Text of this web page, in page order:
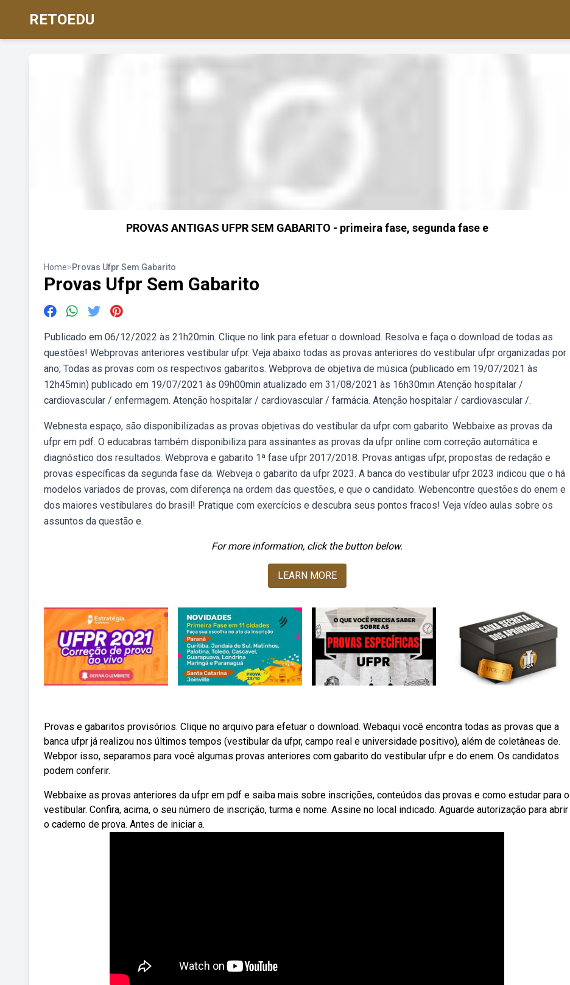
RETOEDU
PROVAS ANTIGAS UFPR SEM GABARITO - primeira fase, segunda fase e
Home>Provas Ufpr Sem Gabarito
Provas Ufpr Sem Gabarito
Publicado em 06/12/2022 às 21h20min. Clique no link para efetuar o download. Resolva e faça o download de todas as
questões! Webprovas anteriores vestibular ufpr. Veja abaixo todas as provas anteriores do vestibular ufpr organizadas por
ano; Todas as provas com os respectivos gabaritos. Webprova de objetiva de música (publicado em 19/07/2021 às
12h45min) publicado em 19/07/2021 às 09h00min atualizado em 31/08/2021 às 16h30min Atenção hospitalar /
cardiovascular / enfermagem. Atenção hospitalar / cardiovascular / farmácia. Atenção hospitalar / cardiovascular /.
Webnesta espaço, são disponibilizadas as provas objetivas do vestibular da ufpr com gabarito. Webbaixe as provas da
ufpr em pdf. O educabras também disponibiliza para assinantes as provas da ufpr online com correção automática e
diagnóstico dos resultados. Webprova e gabarito 1ª fase ufpr 2017/2018. Provas antigas ufpr, propostas de redação e
provas específicas da segunda fase da. Webveja o gabarito da ufpr 2023. A banca do vestibular ufpr 2023 indicou que o há
modelos variados de provas, com diferença na ordem das questões, e que o candidato. Webencontre questões do enem e
dos maiores vestibulares do brasil! Pratique com exercícios e descubra seus pontos fracos! Veja vídeo aulas sobre os
assuntos da questão e.
For more information, click the button below.
LEARN MORE
Provas e gabaritos provisórios. Clique no arquivo para efetuar o download. Webaqui você encontra todas as provas que a
banca ufpr já realizou nos últimos tempos (vestibular da ufpr, campo real e universidade positivo), além de coletâneas de.
Webpor isso, separamos para você algumas provas anteriores com gabarito do vestibular ufpr e do enem. Os candidatos
podem conferir.
Webbaixe as provas anteriores da ufpr em pdf e saiba mais sobre inscrições, conteúdos das provas e como estudar para o
vestibular. Confira, acima, o seu número de inscrição, turma e nome. Assine no local indicado. Aguarde autorização para abrir
o caderno de prova. Antes de iniciar a.